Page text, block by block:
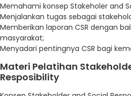
Memahami konsep Stakeholer and
Menjalankan tugas sebagai
Memberikan laporan CSR dengan
masyarakat;
Menyadari pentingnya CSR bagi
Materi Pelatihan
Resposibility